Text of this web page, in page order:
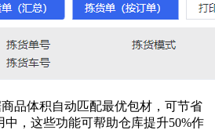
品体积自动匹配最优包材，可节省
中，这些功能可帮助仓库提升50%作